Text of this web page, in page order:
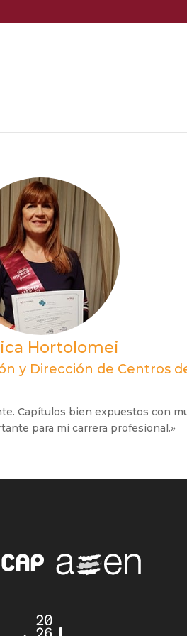
Hortolomei
y Dirección de Centros
Capítulos bien expuestos con
para mi carrera profesional.»